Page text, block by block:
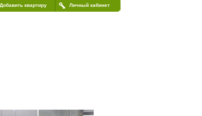
Личный кабинет
Добавить квартиру